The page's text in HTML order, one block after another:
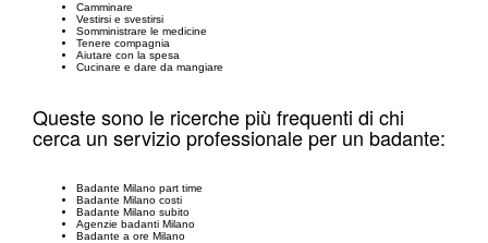
Camminare
Vestirsi e svestirsi
Somministrare le medicine
Tenere compagnia
Aiutare con la spesa
Cucinare e dare da mangiare
Queste sono le ricerche più frequenti di chi
cerca un servizio professionale per un badante:
Badante Milano part time
Badante Milano costi
Badante Milano subito
Agenzie badanti Milano
Badante a ore Milano